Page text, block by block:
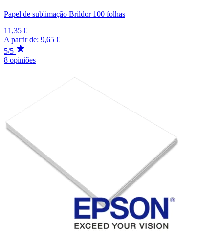
Papel de sublimação Brildor 100 folhas
11,35 €
A partir de: 9,65 €
5/5
8 opiniões